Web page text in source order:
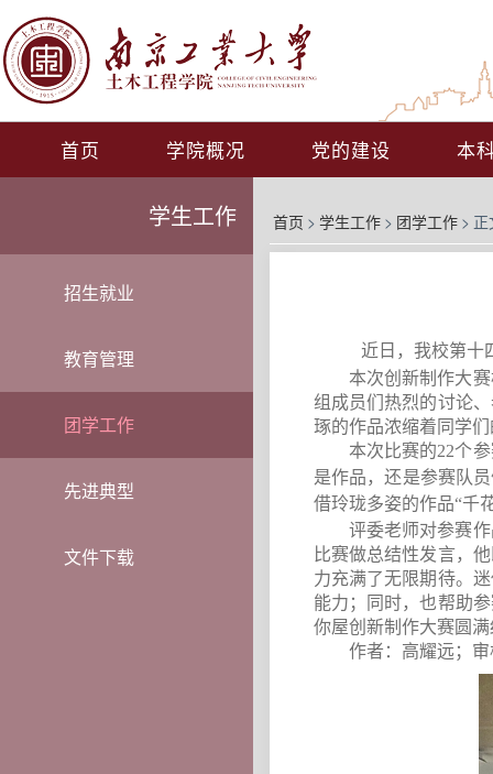
首页 学院概况 党的建设 本
学生工作
招生就业
教育管理
团学工作
先进典型
文件下载
首页 > 学生工作 > 团学工作 > 正
近日，我校第十
本次创新制作大
组成员们热烈的讨论
琢的作品浓缩着同学
本次比赛的22个
是作品，还是参赛队
借玲珑多姿的作品“千
评委老师对参赛
比赛做总结性发言，
力充满了无限期待。
能力；同时，也帮助
你屋创新制作大赛圆
作者：高耀远；